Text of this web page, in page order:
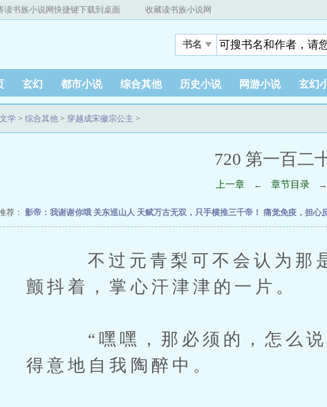
读书族小说网快捷键下载到桌面 收藏读书族小说网
书名
玄幻 都市小说 综合其他 历史小说 网游小说 玄幻
学 > 综合其他 > 穿越成宋徽宗公主 >
720 第一百二
上一章 ← 章节目录 →
荐： 影帝：我谢谢你哦 关东巡山人 天赋万古无双，只手横推三千帝！ 痛觉免疫，担心
不过元青梨可不会认为那是
颤抖着，掌心汗津津的一片。
“嘿嘿，那必须的，怎么说
得意地自我陶醉中。